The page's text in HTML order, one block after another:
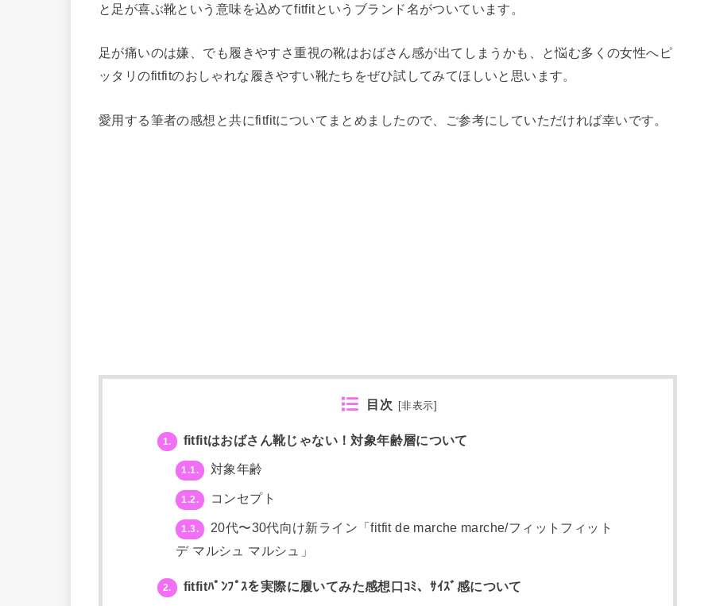
と足が喜ぶ靴という意味を込めてfitfitというブランド名がついています。
足が痛いのは嫌、でも履きやすさ重視の靴はおばさん感が出てしまうかも、と悩む多くの女性へピ
ッタリのfitfitのおしゃれな履きやすい靴たちをぜひ試してみてほしいと思います。
愛用する筆者の感想と共にfitfitについてまとめましたので、ご参考にしていただければ幸いです。
目次 [非表示
1. fitfitはおばさん靴じゃない！対象年齢層について
1.1. 対象年齢
1.2. コンセプト
1.3.
20代〜30代向け新ライン「fitfit de marche marche/フィットフィット
デ マルシュ マルシュ」
2. fitfitﾊﾟﾝﾌﾟｽを実際に履いてみた感想口ｺﾐ、ｻｲｽﾞ感について